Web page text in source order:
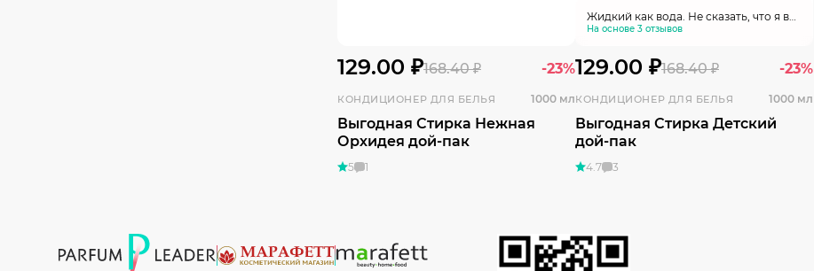
129.00 ₽168.40 ₽ -23%
КОНДИЦИОНЕР ДЛЯ БЕЛЬЯ 1000 мл
Выгодная Стирка Нежная
Орхидея дой-пак
5 1
Жидкий как вода. Не сказать, что я в
восторге. Хватит на десять стирок и
остается
На основе 3 отзывов
129.00 ₽168.40 ₽ -23%
КОНДИЦИОНЕР ДЛЯ БЕЛЬЯ 1000 мл
Выгодная Стирка Детский
дой-пак
4.7 3